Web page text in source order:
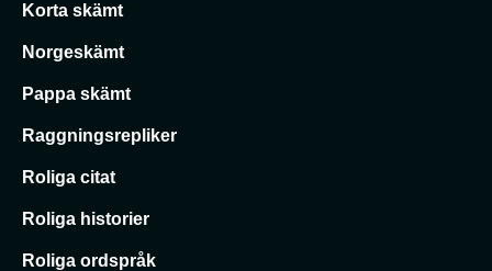
Korta skämt
Norgeskämt
Pappa skämt
Raggningsrepliker
Roliga citat
Roliga historier
Roliga ordspråk